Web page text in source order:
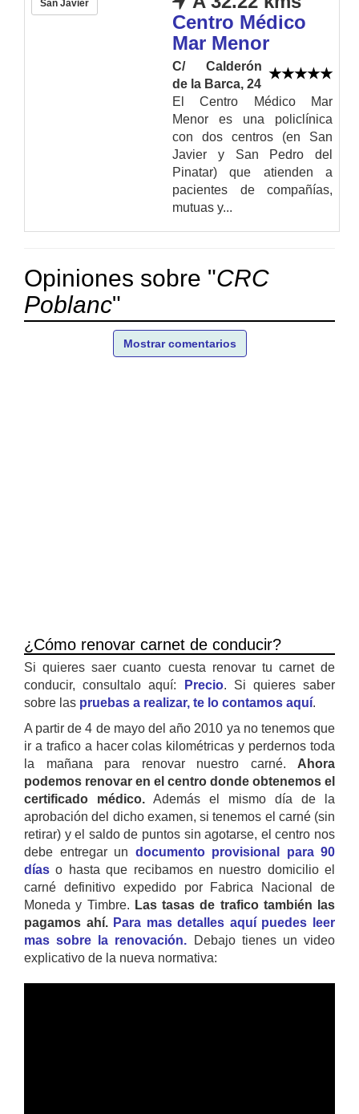
San Javier
Centro Médico
Mar Menor
C/ Calderón
de la Barca, 24
El Centro Médico Mar
Menor es una policlínica
con dos centros (en San
Javier y San Pedro del
Pinatar) que atienden a
pacientes de compañías,
mutuas y...
Opiniones sobre "CRC
Poblanc"
Mostrar comentarios
¿Cómo renovar carnet de conducir?
Si quieres saer cuanto cuesta renovar tu carnet de
conducir, consultalo aquí:
Precio. Si quieres saber
sobre las pruebas a realizar, te lo contamos aquí.
A partir de 4 de mayo del año 2010 ya no tenemos que
ir a trafico a hacer colas kilométricas y perdernos toda
la mañana para renovar nuestro carné. Ahora
podemos renovar en el centro donde obtenemos el
certificado médico. Además el mismo día de la
aprobación del dicho examen, si tenemos el carné (sin
retirar) y el saldo de puntos sin agotarse, el centro nos
debe entregar un documento provisional para 90
días o hasta que recibamos en nuestro domicilio el
carné definitivo expedido por Fabrica Nacional de
Moneda y Timbre. Las tasas de trafico también las
pagamos ahí. Para mas detalles aquí puedes leer
mas sobre la renovación. Debajo tienes un video
explicativo de la nueva normativa: